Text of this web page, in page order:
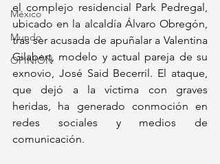
México
Mundo
OPINIÓN
el complejo residencial Park Pedregal,
ubicado en la alcaldía Álvaro Obregón,
tras ser acusada de apuñalar a Valentina
Gilabert, modelo y actual pareja de su
exnovio, José Said Becerril. El ataque,
que dejó a la víctima con graves
heridas, ha generado conmoción en
redes sociales y medios de
comunicación.